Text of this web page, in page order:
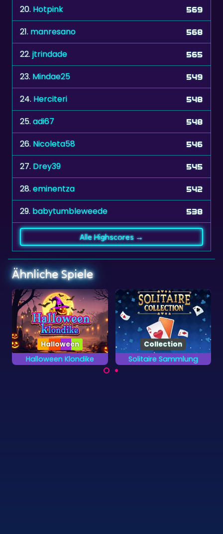
21. manresano 568
22.jtrindade 565
23. Mindae25 549
24.Herciteri 548
25. adi67 548
26. Nicoleta58 546
27. Drey39 545
28. eminentza 542
29. babytumbleweede 538
Alle Highscores →
Ähnliche Spiele
Solitaire Sammlung
Collection
Spiele die 13
Egypt Pyramid Solitaire
Klassisches Pyramid